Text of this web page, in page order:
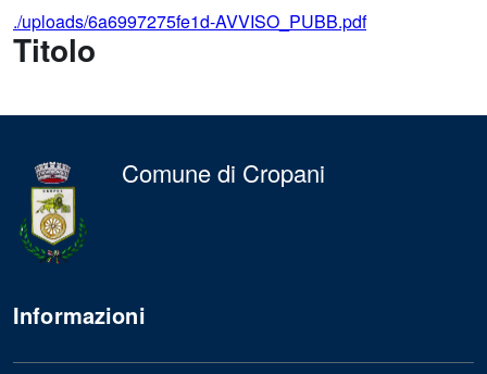
./uploads/6a6997275fe1d-AVVISO_PUBB.pdf
Titolo
Comune di Cropani
Informazioni